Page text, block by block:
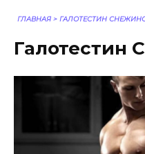
ГЛАВНАЯ > ГАЛОТЕСТИН
Галотестин